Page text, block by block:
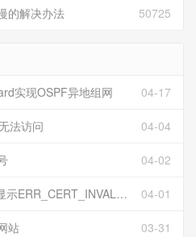
50725
的解决办法
04-17
实现OSPF异地组网
04-04
法访问
04-02
04-01
EDGE浏览器访问https页面显示ERR_CERT_INVALID且无法跳过继续访问
03-31
站